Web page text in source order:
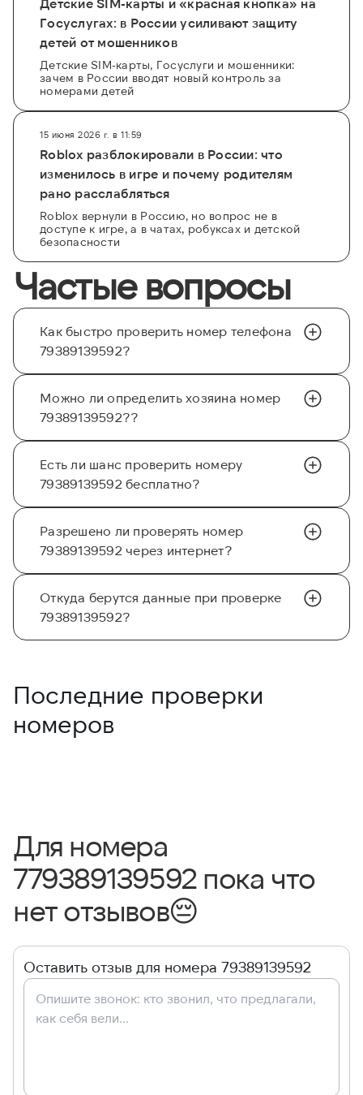
Госуслугах: в России усиливают защиту
детей от мошенников
Детские SIM-карты, Госуслуги и мошенники:
зачем в России вводят новый контроль за
номерами детей
15 июня 2026 г. в 11:59
Roblox разблокировали в России: что
изменилось в игре и почему родителям
рано расслабляться
Roblox вернули в Россию, но вопрос не в
доступе к игре, а в чатах, робуксах и детской
безопасности
Частые вопросы
Как быстро проверить номер телефона
79389139592?
Можно ли определить хозяина номер
79389139592??
Есть ли шанс проверить номеру
79389139592 бесплатно?
Разрешено ли проверять номер
79389139592 через интернет?
Откуда берутся данные при проверке
79389139592?
Последние проверки
номеров
Для номера
779389139592 пока что
нет отзывов😔
Оставить отзыв для номера 79389139592